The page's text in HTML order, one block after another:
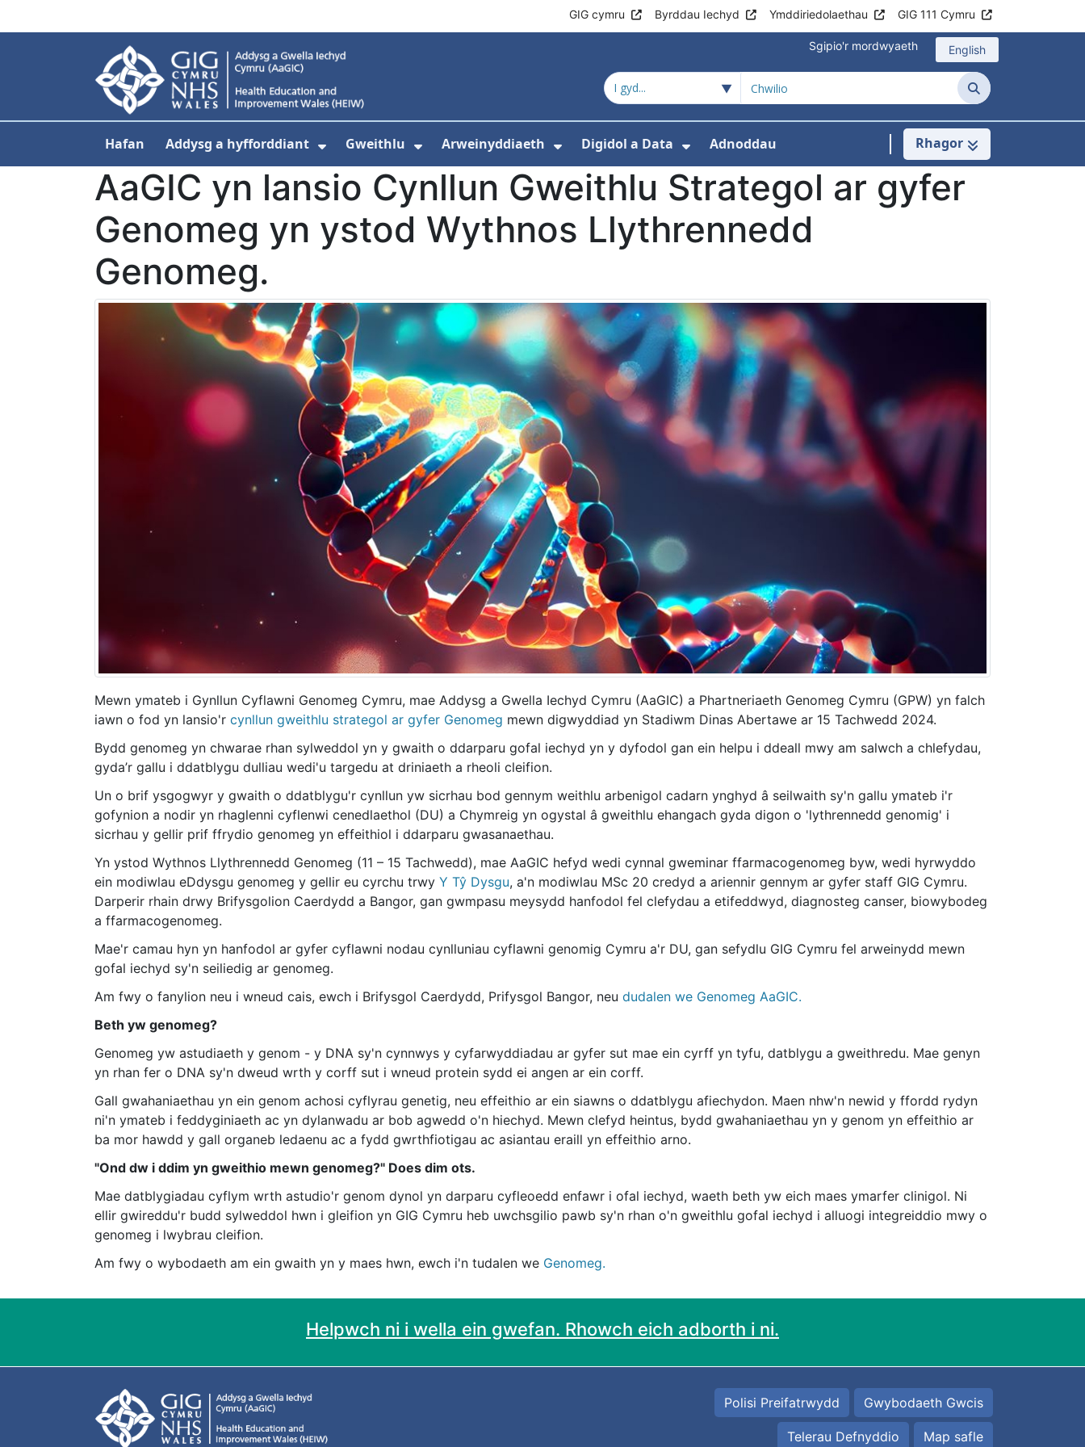
GIG cymru Byrddau Iechyd Ymddiriedolaethau GIG 111 Cymru
Sgipio'r mordwyaeth English
Chwilio
Hafan Addysg a hyfforddiant Gweithlu Arweinyddiaeth
Dangos isddewislen ar gyfer Arweinyddiaeth
Digidol a Data
Dangos isddewislen ar gyfer Digidol a Data
Adnoddau Rhagor
AaGIC yn lansio Cynllun Gweithlu Strategol ar gyfer
Genomeg yn ystod Wythnos Llythrennedd
Genomeg.
Mewn ymateb i Gynllun Cyflawni Genomeg Cymru, mae Addysg a Gwella Iechyd Cymru (AaGIC) a Phartneriaeth Genomeg Cymru (GPW) yn falch
iawn o fod yn lansio'r cynllun gweithlu strategol ar gyfer Genomeg mewn digwyddiad yn Stadiwm Dinas Abertawe ar 15 Tachwedd 2024.
Bydd genomeg yn chwarae rhan sylweddol yn y gwaith o ddarparu gofal iechyd yn y dyfodol gan ein helpu i ddeall mwy am salwch a chlefydau,
gyda’r gallu i ddatblygu dulliau wedi'u targedu at driniaeth a rheoli cleifion.
Un o brif ysgogwyr y gwaith o ddatblygu'r cynllun yw sicrhau bod gennym weithlu arbenigol cadarn ynghyd â seilwaith sy'n gallu ymateb i'r
gofynion a nodir yn rhaglenni cyflenwi cenedlaethol (DU) a Chymreig yn ogystal â gweithlu ehangach gyda digon o 'lythrennedd genomig' i
sicrhau y gellir prif ffrydio genomeg yn effeithiol i ddarparu gwasanaethau.
Yn ystod Wythnos Llythrennedd Genomeg (11 – 15 Tachwedd), mae AaGIC hefyd wedi cynnal gweminar ffarmacogenomeg byw, wedi hyrwyddo
ein modiwlau eDdysgu genomeg y gellir eu cyrchu trwy Y Tŷ Dysgu, a'n modiwlau MSc 20 credyd a ariennir gennym ar gyfer staff GIG Cymru.
Darperir rhain drwy Brifysgolion Caerdydd a Bangor, gan gwmpasu meysydd hanfodol fel clefydau a etifeddwyd, diagnosteg canser, biowybodeg
a ffarmacogenomeg.
Mae'r camau hyn yn hanfodol ar gyfer cyflawni nodau cynlluniau cyflawni genomig Cymru a'r DU, gan sefydlu GIG Cymru fel arweinydd mewn
gofal iechyd sy'n seiliedig ar genomeg.
Am fwy o fanylion neu i wneud cais, ewch i Brifysgol Caerdydd, Prifysgol Bangor, neu dudalen we Genomeg AaGIC.
Beth yw genomeg?
Genomeg yw astudiaeth y genom - y DNA sy'n cynnwys y cyfarwyddiadau ar gyfer sut mae ein cyrff yn tyfu, datblygu a gweithredu. Mae genyn
yn rhan fer o DNA sy'n dweud wrth y corff sut i wneud protein sydd ei angen ar ein corff.
Gall gwahaniaethau yn ein genom achosi cyflyrau genetig, neu effeithio ar ein siawns o ddatblygu afiechydon. Maen nhw'n newid y ffordd rydyn
ni'n ymateb i feddyginiaeth ac yn dylanwadu ar bob agwedd o'n hiechyd. Mewn clefyd heintus, bydd gwahaniaethau yn y genom yn effeithio ar
ba mor hawdd y gall organeb ledaenu ac a fydd gwrthfiotigau ac asiantau eraill yn effeithio arno.
"Ond dw i ddim yn gweithio mewn genomeg?" Does dim ots.
Mae datblygiadau cyflym wrth astudio'r genom dynol yn darparu cyfleoedd enfawr i ofal iechyd, waeth beth yw eich maes ymarfer clinigol. Ni
ellir gwireddu'r budd sylweddol hwn i gleifion yn GIG Cymru heb uwchsgilio pawb sy'n rhan o'n gweithlu gofal iechyd i alluogi integreiddio mwy o
genomeg i lwybrau cleifion.
Am fwy o wybodaeth am ein gwaith yn y maes hwn, ewch i'n tudalen we Genomeg.
Helpwch ni i wella ein gwefan. Rhowch eich adborth i ni.
Polisi Preifatrwydd Gwybodaeth Gwcis
Telerau Defnyddio Map safle